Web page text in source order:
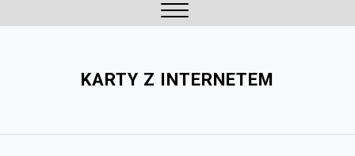
KARTY Z INTERNETEM